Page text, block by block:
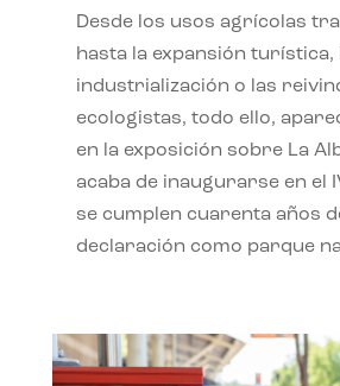
Desde los usos agrícolas
hasta la expansión turística,
industrialización o las
ecologistas, todo ello,
en la exposición sobre La
acaba de inaugurarse en el
se cumplen cuarenta años
declaración como parque